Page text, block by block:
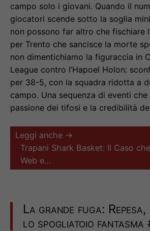
campo solo i giovani. Quando il
giocatori scende sotto la soglia
non possono far altro che fischiare
per Trento che sancisce la morte
non dimentichiamo la figuraccia in
League contro l’Hapoel Holon:
per 38-5, con la squadra ridotta a
campo. Una sequenza di eventi
passione dei tifosi e la credibilità
Leggi anche →
Trapani Shark Basket: Il Caso
Web e…
La grande fuga:
lo spogliatoio fantasma